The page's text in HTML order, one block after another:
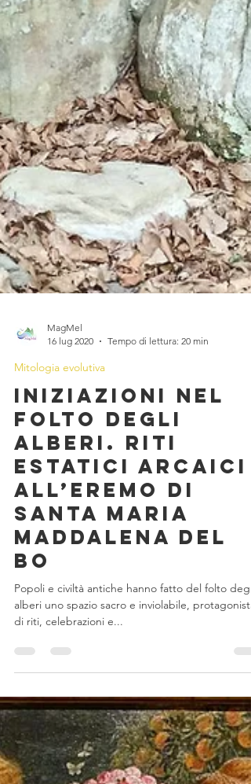
16 lug 2020
Tempo di lettura: 20 min
Mitologia evolutiva
Iniziazioni nel
folto degli
alberi. Riti
estatici arcaici
all’eremo di
Bo
Popoli e civiltà antiche hanno fatto del folto degli
alberi uno spazio sacro e inviolabile, protagonista
di riti, celebrazioni e...